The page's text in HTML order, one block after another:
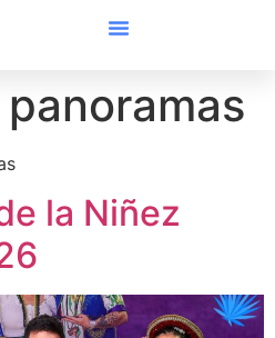
panoramas
la Niñez